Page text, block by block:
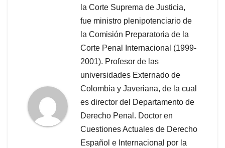
la Corte Suprema de Justicia,
fue ministro plenipotenciario de
la Comisión Preparatoria de la
Corte Penal Internacional (1999-
2001). Profesor de las
universidades Externado de
Colombia y Javeriana, de la cual
es director del Departamento de
Derecho Penal. Doctor en
Cuestiones Actuales de Derecho
Español e Internacional por la